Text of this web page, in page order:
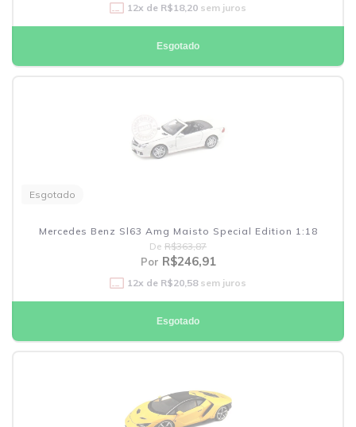
12x de R$18,20 sem juros
Esgotado
Esgotado
Mercedes Benz Sl63 Amg Maisto Special Edition 1:18
De R$363,87
Por R$246,91
12x de R$20,58sem juros
Esgotado